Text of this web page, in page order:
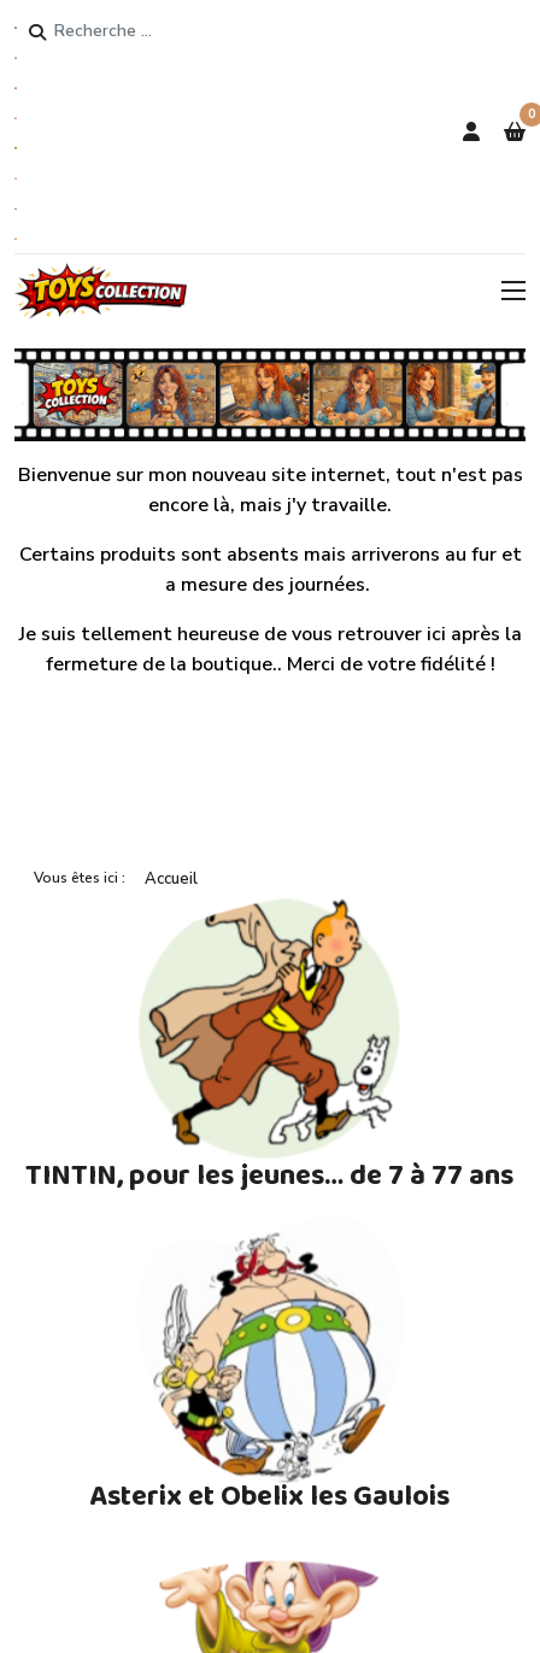
Rechercher
0
Bienvenue sur mon nouveau site internet, tout n'est pas
encore là, mais j'y travaille.
Certains produits sont absents mais arriverons au fur et
a mesure des journées.
Je suis tellement heureuse de vous retrouver ici après la
fermeture de la boutique.. Merci de votre fidélité !
Vous êtes ici : Accueil
TINTIN, pour les jeunes… de 7 à 77 ans
Asterix et Obelix les Gaulois